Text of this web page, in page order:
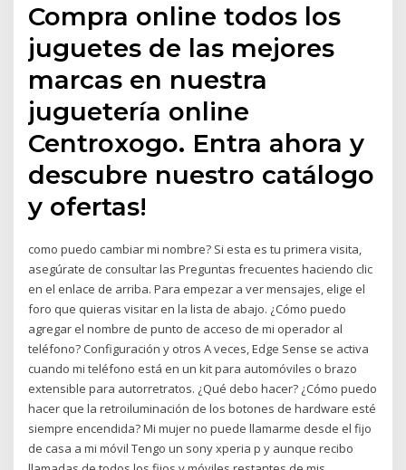
Compra online todos los
juguetes de las mejores
marcas en nuestra
juguetería online
Centroxogo. Entra ahora y
descubre nuestro catálogo
y ofertas!
como puedo cambiar mi nombre? Si esta es tu primera visita,
asegúrate de consultar las Preguntas frecuentes haciendo clic
en el enlace de arriba. Para empezar a ver mensajes, elige el
foro que quieras visitar en la lista de abajo. ¿Cómo puedo
agregar el nombre de punto de acceso de mi operador al
teléfono? Configuración y otros A veces, Edge Sense se activa
cuando mi teléfono está en un kit para automóviles o brazo
extensible para autorretratos. ¿Qué debo hacer? ¿Cómo puedo
hacer que la retroiluminación de los botones de hardware esté
siempre encendida? Mi mujer no puede llamarme desde el fijo
de casa a mi móvil Tengo un sony xperia p y aunque recibo